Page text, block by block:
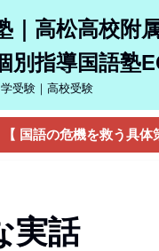
｜高松高校附
別指導国語塾
受験｜高校受験
国語の危機を救う具体
実話